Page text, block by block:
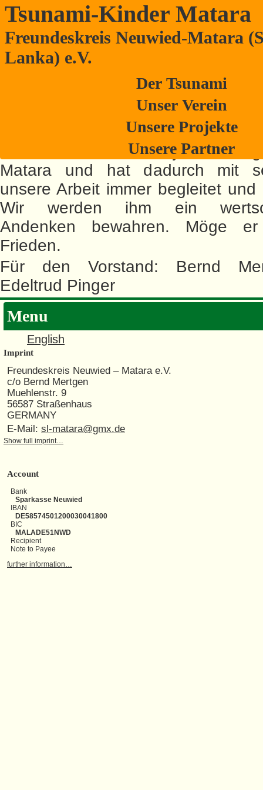
Tsunami-Kinder Matara
Freundeskreis Neuwied-Matara
Lanka) e.V.
Der Tsunami
Unser Verein
Unsere Projekte
Unsere Partner
Wir trauern um Dietmar Hörter
Dietmar Hörter aus Straßenhaus.
seiner Familie Kraft und Trost durch
Herr Hörter war viele Jahre auch
einer Schülerin vom Sujatha
Matara und hat dadurch mit
unsere Arbeit immer begleitet und
Wir werden ihm ein
Andenken bewahren. Möge
Frieden.
Für den Vorstand: Bernd
Edeltrud Pinger
Menu
English
Imprint
Freundeskreis Neuwied – Matara e.V.
c/o Bernd Mertgen
Muehlenstr. 9
56587 Straßenhaus
GERMANY
E-Mail: sl-matara@gmx.de
Show full imprint…
Account
Bank
Sparkasse Neuwied
IBAN
DE58574501200030041800
BIC
MALADE51NWD
Recipient
Note to Payee
further information…